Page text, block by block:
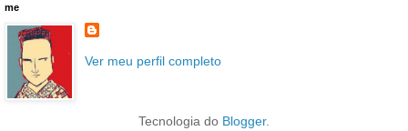
me
Ver meu perfil completo
Tecnologia do Blogger.